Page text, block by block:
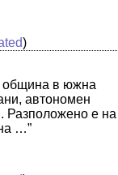
)
община в южна
автономен
Разположено е на
…”